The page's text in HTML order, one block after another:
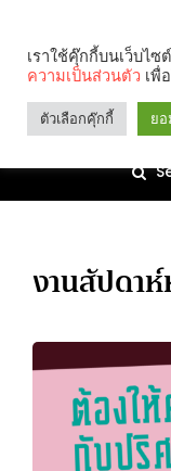
งานสัปดา
เราใช้คุ๊กกี้บนเว็บไ
ความเป็นส่วนตัว เพื่
ตัวเลือกคุ๊กกี้ ยอ